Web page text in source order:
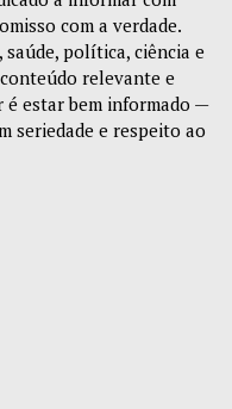
com a verdade.
saúde, política, ciência e
relevante e
é estar bem informado —
seriedade e respeito ao